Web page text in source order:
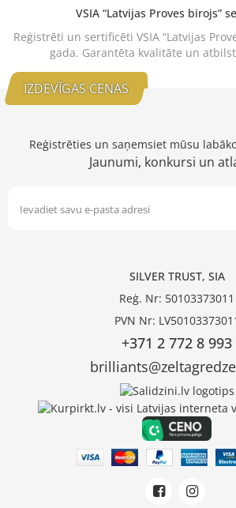
VSIA “Latvijas Proves birojs”
Reģistrēti un sertificēti VSIA “Latvijas
gada. Garantēta kvalitāte un
IZDEVĪGAS CENAS
Reģistrēties un saņemsiet mūsu
Jaunumi, konkursi un
SILVER TRUST, SIA
Reģ. Nr: 50103373011
PVN Nr:
+371 2 772 8 993